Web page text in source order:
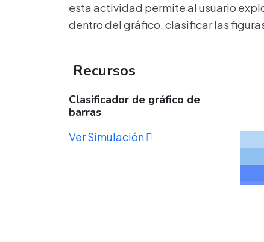
esta actividad permite al usuario
dentro del gráfico. clasificar las
Recursos
Clasificador de gráfico de
barras
Ver Simulación